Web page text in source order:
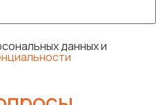
данных и